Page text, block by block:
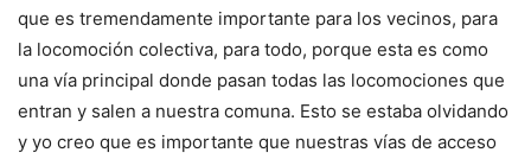
que es tremendamente importante para los vecinos, para
la locomoción colectiva, para todo, porque esta es como
una vía principal donde pasan todas las locomociones que
entran y salen a nuestra comuna. Esto se estaba olvidando
y yo creo que es importante que nuestras vías de acceso